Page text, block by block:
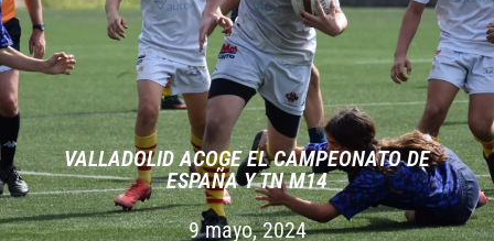
VALLADOLID ACOGE EL CAMPEONATO DE
ESPAÑA Y TN M14
9 mayo, 2024